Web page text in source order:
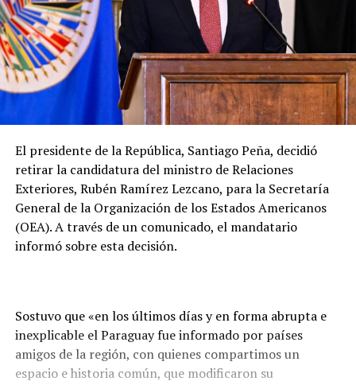
El presidente de la República, Santiago Peña, decidió
retirar la candidatura del ministro de Relaciones
Exteriores, Rubén Ramírez Lezcano, para la Secretaría
General de la Organización de los Estados Americanos
(OEA). A través de un comunicado, el mandatario
informó sobre esta decisión.
Sostuvo que «en los últimos días y en forma abrupta e
inexplicable el Paraguay fue informado por países
amigos de la región, con quienes compartimos un
espacio e historia común, que modificaron su